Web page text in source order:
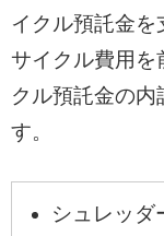
イクル預託金を
サイクル費用を
クル預託金の内
す。
シュレッダ